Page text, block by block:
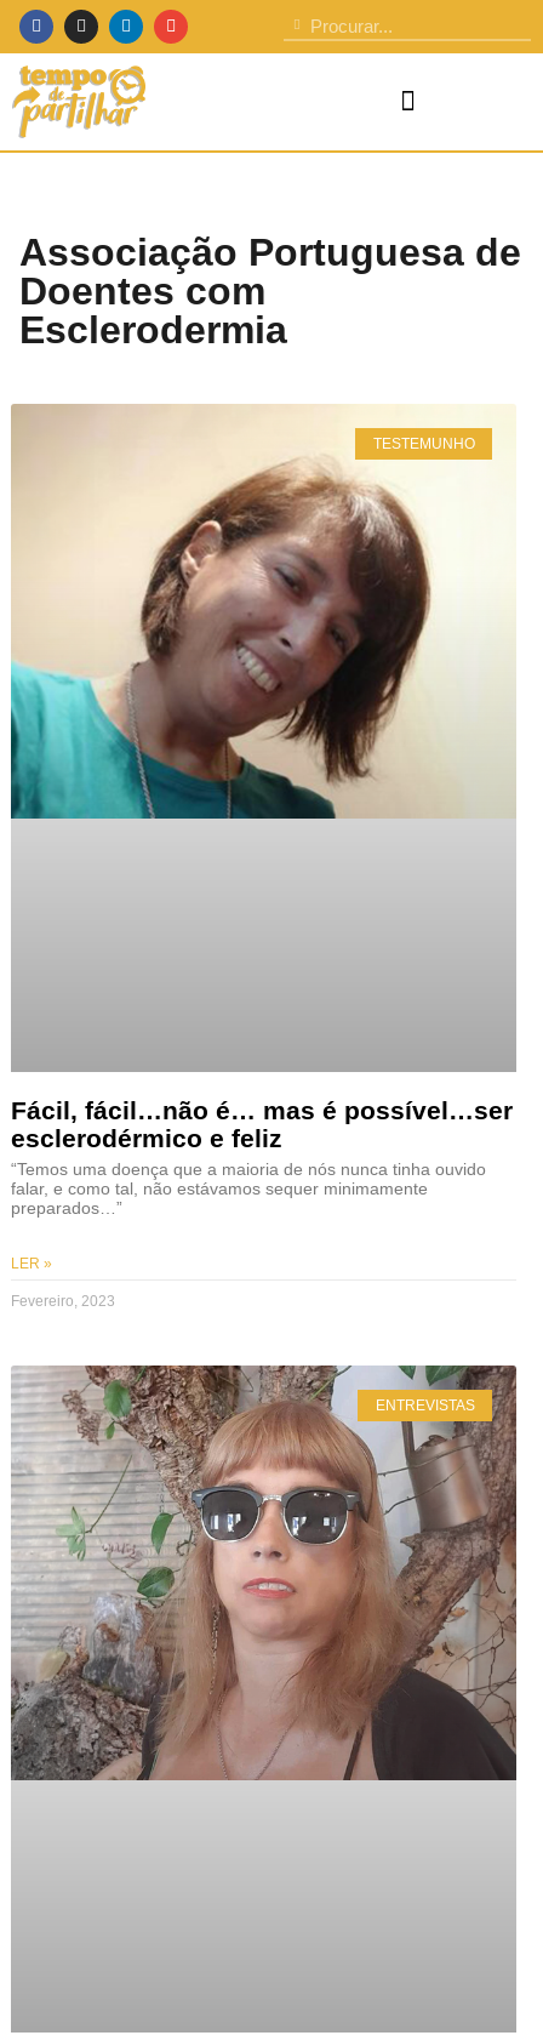
Associação Portuguesa de
Doentes com
Esclerodermia
TESTEMUNHO
Fácil, fácil…não é… mas é possível…ser
esclerodérmico e feliz
“Temos uma doença que a maioria de nós nunca tinha ouvido
falar, e como tal, não estávamos sequer minimamente
preparados…”
LER »
Fevereiro, 2023
ENTREVISTAS